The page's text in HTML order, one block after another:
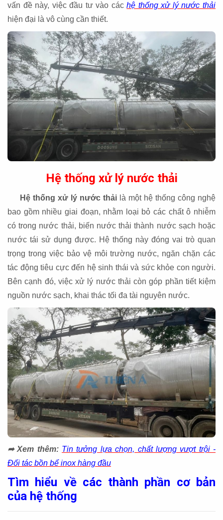
vấn đề này, việc đầu tư vào cáchệ thống xử lý nước thải
hiện đại là vô cùng cần thiết.
Hệ thống xử lý nước thải
Hệ thống xử lý nước thải là một hệ thống công nghệ
bao gồm nhiều giai đoạn, nhằm loại bỏ các chất ô nhiễm
có trong nước thải, biến nước thải thành nước sạch hoặc
nước tái sử dụng được. Hệ thống này đóng vai trò quan
trọng trong việc bảo vệ môi trường nước, ngăn chặn các
tác động tiêu cực đến hệ sinh thái và sức khỏe con người.
Bên cạnh đó, việc xử lý nước thải còn góp phần tiết kiệm
nguồn nước sạch, khai thác tối đa tài nguyên nước.
➦ Xem thêm: Tin tưởng lựa chọn, chất lượng vượt trội -
Đối tác bồn bể inox hàng đầu
Tìm hiểu về các thành phần cơ bản
của hệ thống